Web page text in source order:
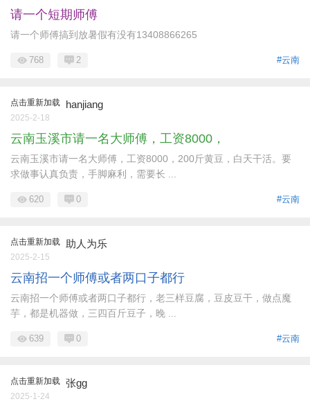
请一个短期师傅
请一个师傅搞到放暑假有没有13408866265
#云南
768 2
点击重新加载 hanjiang
2025-2-18
云南玉溪市请一名大师傅，工资8000，
云南玉溪市请一名大师傅，工资8000，200斤黄豆，白天干活。要
求做事认真负责，手脚麻利，需要长 ...
#云南
620 0
点击重新加载 助人为乐
2025-2-15
云南招一个师傅或者两口子都行
云南招一个师傅或者两口子都行，老三样豆腐，豆皮豆干，做点魔
芋，都是机器做，三四百斤豆子，晚 ...
#云南
639 0
点击重新加载 张gg
2025-1-24